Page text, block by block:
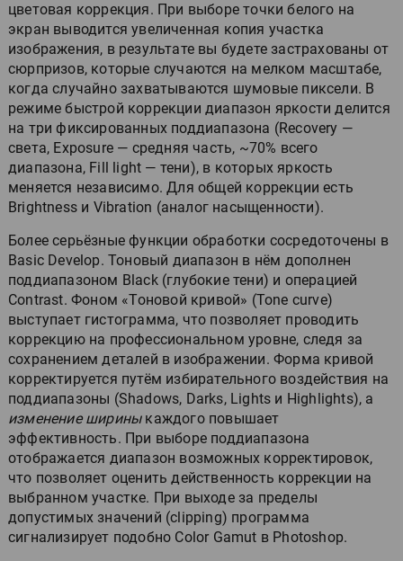
цветовая коррекция. При выборе точки белого на
экран выводится увеличенная копия участка
изображения, в результате вы будете застрахованы от
сюрпризов, которые случаются на мелком масштабе,
когда случайно захватываются шумовые пиксели. В
режиме быстрой коррекции диапазон яркости делится
на три фиксированных поддиапазона (Recovery —
света, Exposure — средняя часть, ~70% всего
диапазона, Fill light — тени), в которых яркость
меняется независимо. Для общей коррекции есть
Brightness и Vibration (аналог насыщенности).
Более серьёзные функции обработки сосредоточены в
Basic Develop. Тоновый диапазон в нём дополнен
поддиапазоном Black (глубокие тени) и операцией
Contrast. Фоном «Тоновой кривой» (Tone curve)
выступает гистограмма, что позволяет проводить
коррекцию на профессиональном уровне, следя за
сохранением деталей в изображении. Форма кривой
корректируется путём избирательного воздействия на
поддиапазоны (Shadows, Darks, Lights и Highlights), а
изменение шириныкаждого повышает
эффективность. При выборе поддиапазона
отображается диапазон возможных корректировок,
что позволяет оценить действенность коррекции на
выбранном участке. При выходе за пределы
допустимых значений (clipping) программа
сигнализирует подобно Color Gamut в Photoshop.